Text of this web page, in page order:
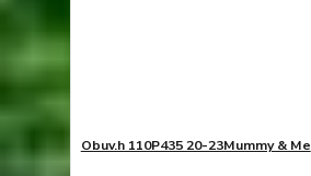
Obuv.h 110P435 20-23Mummy & Me